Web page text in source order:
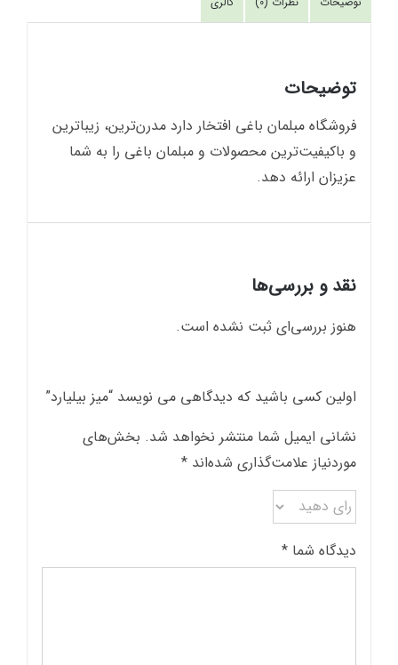
توضیحات
فروشگاه مبلمان باغي افتخار دارد مدرن‌ترين، زيباترين
و باکيفيت‌ترين محصولات و مبلمان باغي را به شما
عزيزان ارائه دهد.
نقد و بررسی‌ها
هنوز بررسی‌ای ثبت نشده است.
اولین کسی باشید که دیدگاهی می نویسد “میز بیلیارد”
نشانی ایمیل شما منتشر نخواهد شد. بخش‌های
موردنیاز علامت‌گذاری شده‌اند *
دیدگاه شما *